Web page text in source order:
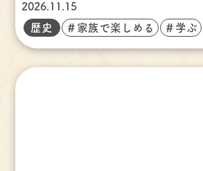
2026.11.15
歴史 ＃家族で楽しめる ＃学ぶ